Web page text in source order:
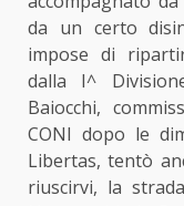
da un certo
impose di
dalla I^
Baiocchi,
CONI dopo le
Libertas, tentò
riuscirvi, la